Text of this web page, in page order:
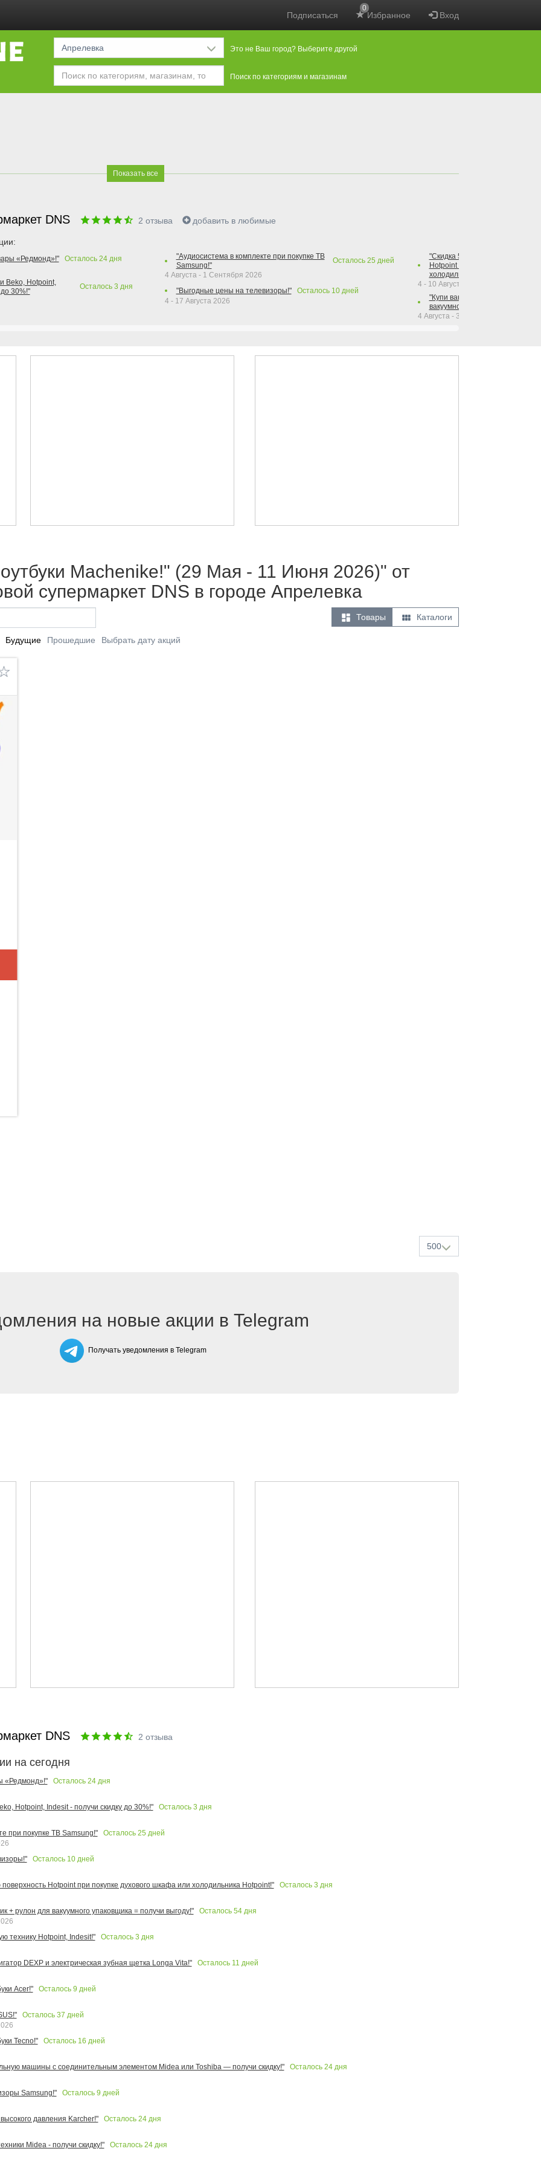
Подписаться Избранное
0
Вход
Апрелевка Это не Ваш город? Выберите другой
Поиск по категориям и магазинам
Показать все
DNS 2 отзыва добавить в любимые
«Редмонд»!" Осталось 24дня
Beko, Hotpoint,
30%!"
Осталось 3 дня
"Аудиосистема в комплекте при покупке ТВ
Samsung!"
Осталось 25 дней
4 Августа - 1 Сентября 2026
"Выгодные цены на телевизоры!"
Осталось 10дней
4 - 17 Августа 2026
"Скидка 50% на варочную
Hotpoint при покупке духового
холодильника Hotpoint!"
4 - 10 Августа 2026
"Купи вакуумный упаковщик +
вакуумного упаковщика =
4 Августа - 30 Сентября 2026
Machenike!" (29 Мая - 11 Июня 2026)" от
супермаркет DNS в городе Апрелевка
 Товары  Каталоги
Будущие Прошедшие Выбрать дату акций
500
на новые акции в Telegram
Получать уведомления в Telegram
DNS 2 отзыва
на сегодня
«Редмонд»!" Осталось 24дня
Hotpoint, Indesit - получи скидку до 30%!" Осталось 3 дня
при покупке ТВ Samsung!" Осталось 25 дней
Осталось 10дней
Hotpoint при покупке духового шкафа или холодильника Hotpoint!" Осталось 3 дня
+ рулон для вакуумного упаковщика = получи выгоду!" Осталось 54дня
технику Hotpoint, Indesit!"
Осталось 3 дня
DEXP и электрическая зубная щетка Longa Vita!" Осталось 11 дней
Acer!" Осталось 9 дней
Осталось 37 дней
Tecno!"
Осталось 16 дней
машины с соединительным элементом Midea или Toshiba — получи скидку!" Осталось 24дня
Samsung!" Осталось 9 дней
давления Karcher!" Осталось 24дня
Midea - получи скидку!" Осталось 24дня